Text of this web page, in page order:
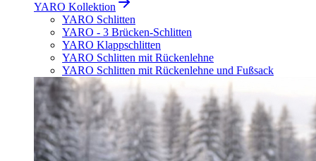
YARO Kollektion
YARO Schlitten
YARO - 3 Brücken-Schlitten
YARO Klappschlitten
YARO Schlitten mit Rückenlehne
YARO Schlitten mit Rückenlehne und Fußsack